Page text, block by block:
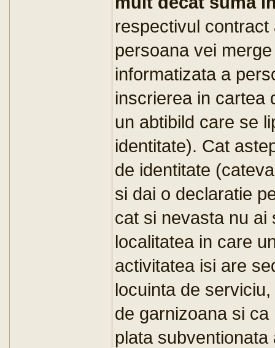
respectivul
persoana vei
informatizata a
inscrierea in cartea
un abtibild care se
identitate). Cat
de identitate
si dai o declaratie
cat si nevasta nu ai
localitatea in care
activitatea isi are
locuinta de
de garnizoana si
plata